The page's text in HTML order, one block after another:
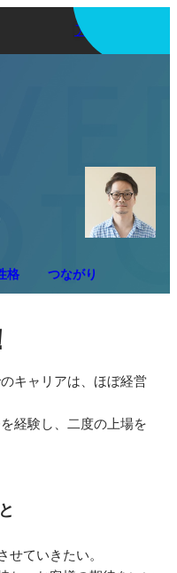
アプリを使う
格 つながり
キャリアは、ほぼ経営
経験し、二度の上場を
せていきたい。